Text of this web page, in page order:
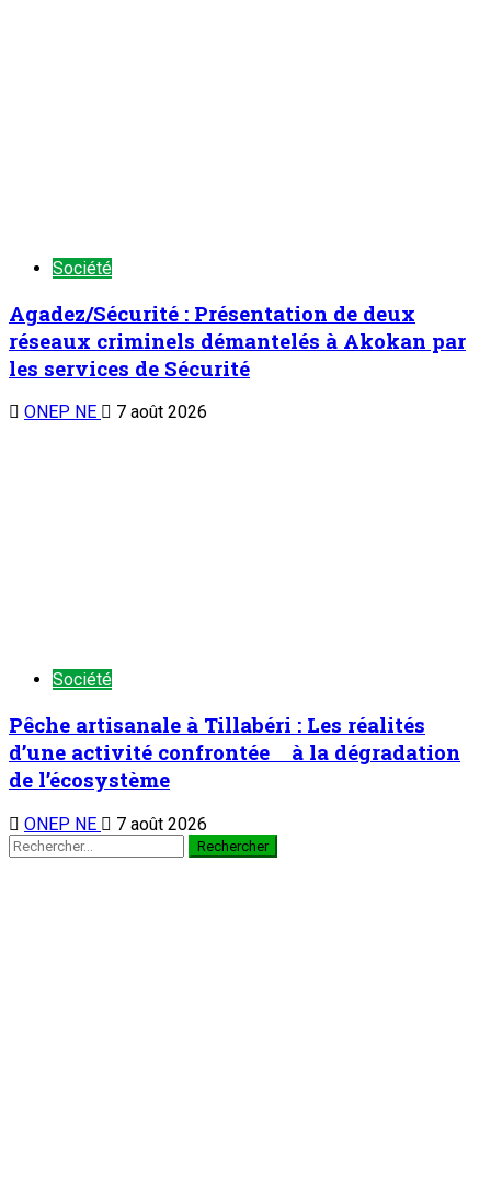
Société
Agadez/Sécurité : Présentation de deux
réseaux criminels démantelés à Akokan par
les services de Sécurité
ONEP NE 7 août 2026
Société
Pêche artisanale à Tillabéri : Les réalités
d’une activité confrontée à la dégradation
de l’écosystème
ONEP NE 7 août 2026